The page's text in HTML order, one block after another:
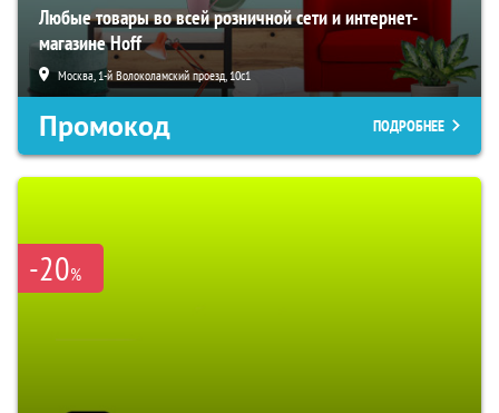
Любые товары во всей розничной сети и интернет-
магазине Hoff
Москва, 1-й Волоколамский проезд, 10с1
Промокод ПОДРОБНЕЕ
-20%